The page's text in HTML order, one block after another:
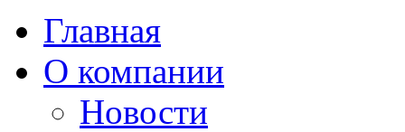
Главная
О компании
Новости